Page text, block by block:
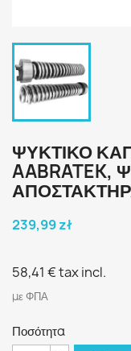
ΨΥΚΤΙΚΌ
AABRATEK,
239,99 zł
58,41 €tax incl.
με ΦΠΑ
Ποσότητα